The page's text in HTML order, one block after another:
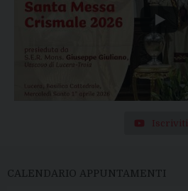
Iscriviti
CALENDARIO APPUNTAMENTI